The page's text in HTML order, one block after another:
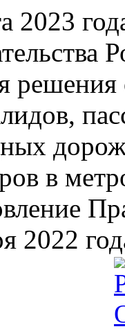
2023
в
2022